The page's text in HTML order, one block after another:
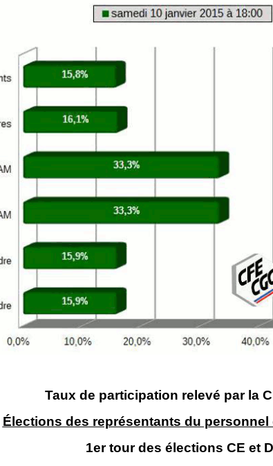
Taux de participation relevé par la
Élections des représentants du personnel
1er tour des élections CE et